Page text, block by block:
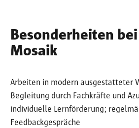
Besonderheiten bei
Mosaik
Arbeiten in modern ausgestatteter
Begleitung durch Fachkräfte und
individuelle Lernförderung;
Feedbackgespräche